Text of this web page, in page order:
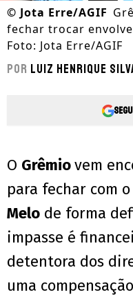
© Jota Erre/AGIF
fechar trocar
Foto: Jota Erre/AGIF
Por Luiz Henrique
O Grêmiovem
para fechar com
Melo de forma
impasse é
detentora dos
uma